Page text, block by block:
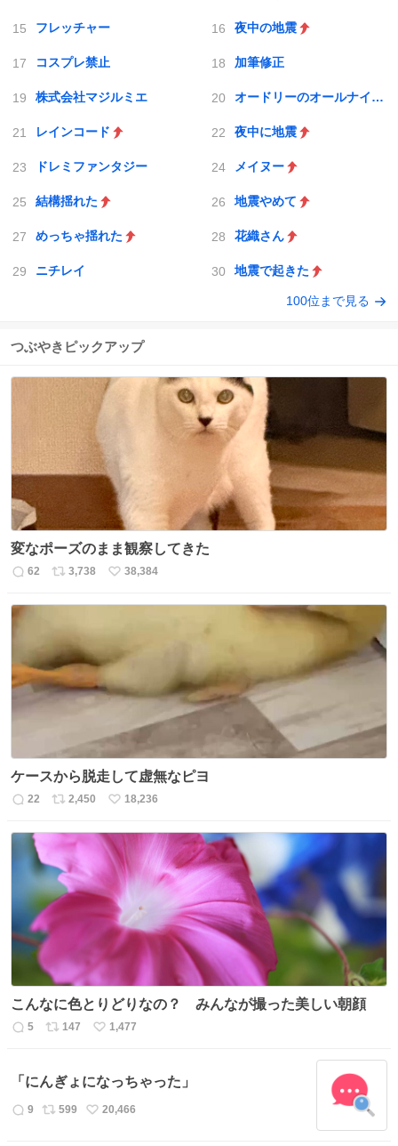
フレッチャー 夜中の地震
コスプレ禁止 加筆修正
株式会社マジルミエ オードリーのオールナイトニッポン
レインコード 夜中に地震
ドレミファンタジー メイヌー
結構揺れた 地震やめて
めっちゃ揺れた 花織さん
ニチレイ 地震で起きた
100位まで見る
つぶやきピックアップ
変なポーズのまま観察してきた
返
数
62
リ
数
3,738
い
38,384
ケースから脱走して虚無なピヨ
返
22
リ
ト
数
2,450
い
ね
数
18,236
こんなに色とりどりなの？ みんなが撮った美しい朝顔
返
数
5
リ
ス
ト
数
147
い
ね
数
1,477
「にんぎょになっちゃった」
返
9
リ
599
い
20,466